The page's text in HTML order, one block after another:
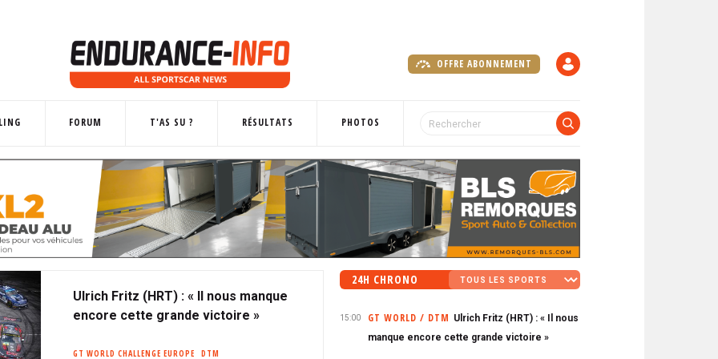
OFFRE ABONNEMENT
FORUM T'AS SU ? RÉSULTATS PHOTOS
Ulrich Fritz (HRT) : « Il nous manque
encore cette grande victoire »
GT WORLD CHALLENGE EUROPE
DTM
24H CHRONO
15:00 GT WORLD / DTM Ulrich Fritz (HRT) : « Il nous
manque encore cette grande victoire »